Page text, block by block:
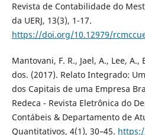
Revista de Contabilidade do
da UERJ, 13(3), 1-17.
https://doi.org/10.12979/
Mantovani, F. R., Jael, A., Lee,
dos. (2017). Relato Integrado:
dos Capitais de uma Empresa
Redeca - Revista Eletrônica do
Contábeis & Departamento de
Quantitativos, 4(1), 30–45.